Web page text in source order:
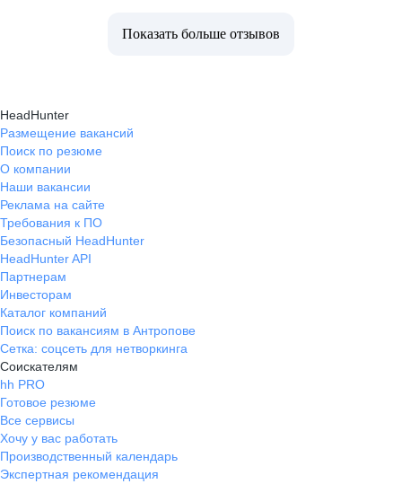
Показать больше отзывов
HeadHunter
Размещение вакансий
Поиск по резюме
О компании
Наши вакансии
Реклама на сайте
Требования к ПО
Безопасный HeadHunter
HeadHunter API
Партнерам
Инвесторам
Каталог компаний
Поиск по вакансиям в Антропове
Сетка: соцсеть для нетворкинга
Соискателям
hh PRO
Готовое резюме
Все сервисы
Хочу у вас работать
Производственный календарь
Экспертная рекомендация